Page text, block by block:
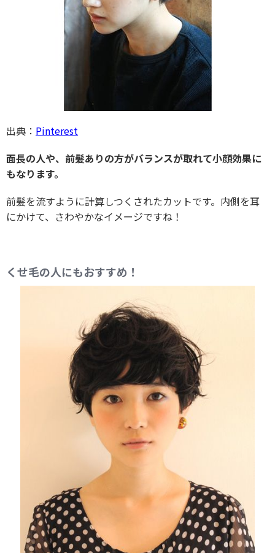
出典： Pinterest
面長の人や、前髪ありの方がバランスが取れて小顔効果に
もなります。
前髪を流すように計算しつくされたカットです。内側を耳
にかけて、さわやかなイメージですね！
くせ毛の人にもおすすめ！